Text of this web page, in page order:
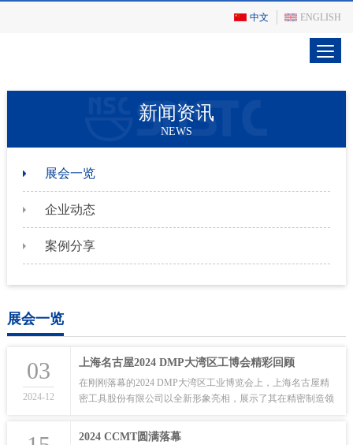
中文 ENGLISH
新闻资讯
NEWS
展会一览
企业动态
案例分享
展会一览
03
2024-12
上海名古屋2024 DMP大湾区工博会精彩回顾
在刚刚落幕的2024 DMP大湾区工业博览会上，上海名古屋精
密工具股份有限公司以全新形象亮相，展示了其在精密制造领
2024 CCMT圆满落幕